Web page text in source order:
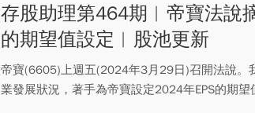
存股助理第464期︱帝寶法說
的期望值設定︱股池更新
帝寶(6605)上週五(2024年3月29日)召開法說。
業發展狀況，著手為帝寶設定2024年EPS的期